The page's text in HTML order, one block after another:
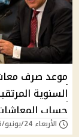
السنوية
حساب
الأربعاء 24/يونيو/2026 - 01:20 م